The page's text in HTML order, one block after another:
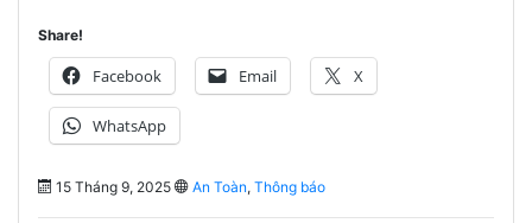
Share!
Facebook Email X
WhatsApp
15 Tháng 9, 2025 An Toàn, Thông báo